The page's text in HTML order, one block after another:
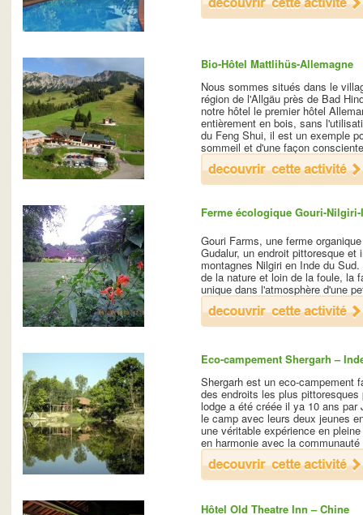
Bio-Hôtel Mattlihüs-Allemagne
Nous sommes situés dans le
région de l'Allgäu près de Bad
notre hôtel le premier hôtel
entièrement en bois, sans
du Feng Shui, il est un exemple
sommeil et d'une façon
Ferme écologique Gouri-
Gouri Farms, une ferme
Gudalur, un endroit pittoresque
montagnes Nilgiri en Inde du
de la nature et loin de la foule, la
unique dans l'atmosphère d'une
Eco-campement Shergarh –
Shergarh est un eco-campement
des endroits les plus
lodge a été créée il ya 10 ans
le camp avec leurs deux jeunes
une véritable expérience en
en harmonie avec la
Hôtel Old Theatre Inn – Chine